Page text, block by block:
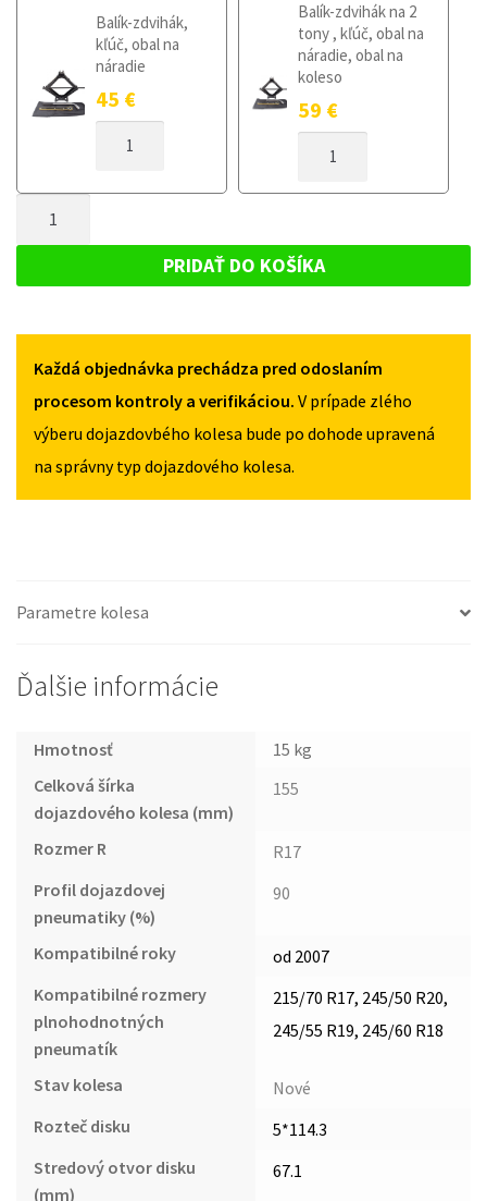
Balík-zdvihák,
kľúč, obal na
náradie
45 €
DOJAZDOVÉ
MAZDA
9
2007
Balík-zdvihák na 2
tony , kľúč, obal na
náradie, obal na
koleso
59 €
DOJAZDOVÉ
9
OD
5X114,3
MAZDA
OD
2007
155/90R17
PRIDAŤ DO KOŠÍKA
Každá objednávka prechádza pred odoslaním
procesom kontroly a verifikáciou. V prípade zlého
výberu dojazdovbého kolesa bude po dohode upravená
na správny typ dojazdového kolesa.
Parametre kolesa
Ďalšie informácie
Hmotnosť
15 kg
Celková šírka
dojazdového kolesa (mm)
155
Rozmer R
R17
Profil dojazdovej
pneumatiky (%)
90
Kompatibilné roky
od 2007
Kompatibilné rozmery
plnohodnotných
pneumatík
215/70 R17, 245/50 R20,
245/55 R19, 245/60 R18
Stav kolesa
Nové
Rozteč disku
5*114.3
Stredový otvor disku
(mm)
67.1